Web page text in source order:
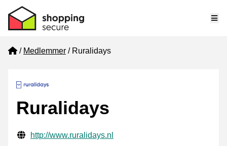
Home
Medlemmer Ruralidays
Ruralidays
Verifisert kontaktinformasjon
Website URL
http://www.ruralidays.nl